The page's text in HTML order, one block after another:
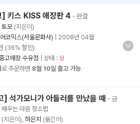
] 키스 KISS 애장판 4 - 완결
토모 (지은이)
코믹스(서울문화사)
2008년 04월
(36% 할인)
고매장 수유점 | 상태 : 상
로 주문하면 8월 10일 출고 가능
] 석가모니가 아들러를 만났을 때 - 금
우는 마음 청소법
(지은이), 하은지 (옮긴이)